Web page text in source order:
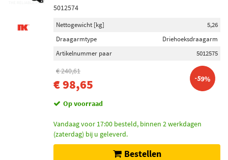
5012574
Nettogewicht [kg]
5,26
Draagarmtype
Driehoeksdraagarm
Artikelnummer paar
5012575
€ 240,61
€ 98,65 -59%
Op voorraad
Vandaag voor 17:00 besteld, binnen 2 werkdagen
(zaterdag) bij u geleverd.
Bestellen